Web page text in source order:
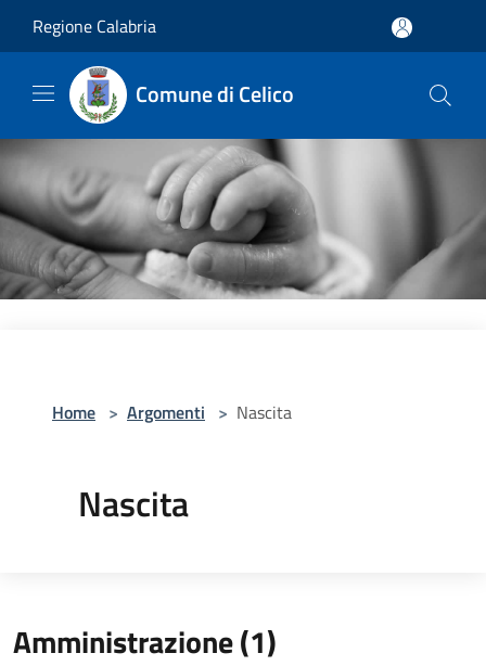
Regione Calabria
Comune di Celico
Home > Argomenti > Nascita
Nascita
Amministrazione (1)